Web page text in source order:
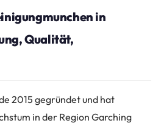
in
Qualität,
2015 gegründet und hat
in der Region Garching